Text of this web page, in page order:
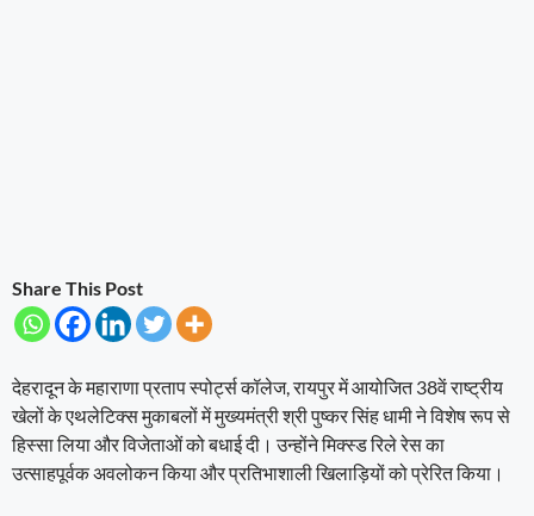
Share This Post
देहरादून के महाराणा प्रताप स्पोर्ट्स कॉलेज, रायपुर में आयोजित 38वें राष्ट्रीय
खेलों के एथलेटिक्स मुकाबलों में मुख्यमंत्री श्री पुष्कर सिंह धामी ने विशेष रूप से
हिस्सा लिया और विजेताओं को बधाई दी। उन्होंने मिक्स्ड रिले रेस का
उत्साहपूर्वक अवलोकन किया और प्रतिभाशाली खिलाड़ियों को प्रेरित किया।